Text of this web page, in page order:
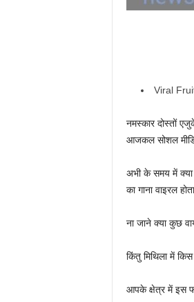
Viral
नमस्कार दोस्तों
आजकल सोशल
अभी के समय में क्या
का गाना वाइरल
ना जाने क्या कुछ
किंतु मिथिला में
आपके क्षेत्र में इस